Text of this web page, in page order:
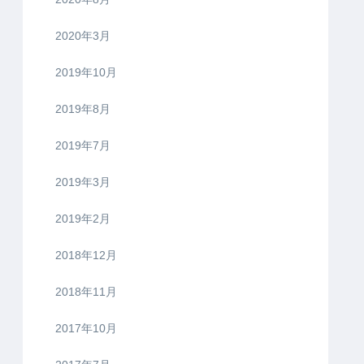
2020年3月
2019年10月
2019年8月
2019年7月
2019年3月
2019年2月
2018年12月
2018年11月
2017年10月